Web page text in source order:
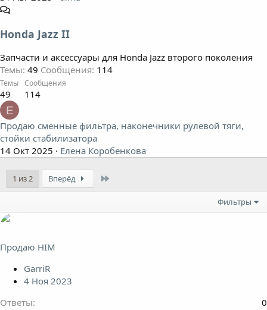
Honda Jazz II
Запчасти и аксессуары для Honda Jazz второго поколения
Темы 49 Сообщения 114
Темы
49
Сообщения
114
Е
Продаю сменные фильтра, наконечники рулевой тяги,
стойки стабилизатора
14 Окт 2025
Елена Коробенкова
1 из 2 Вперёд
Фильтры
Продаю HIM
GarriR
4 Ноя 2023
Ответы
0